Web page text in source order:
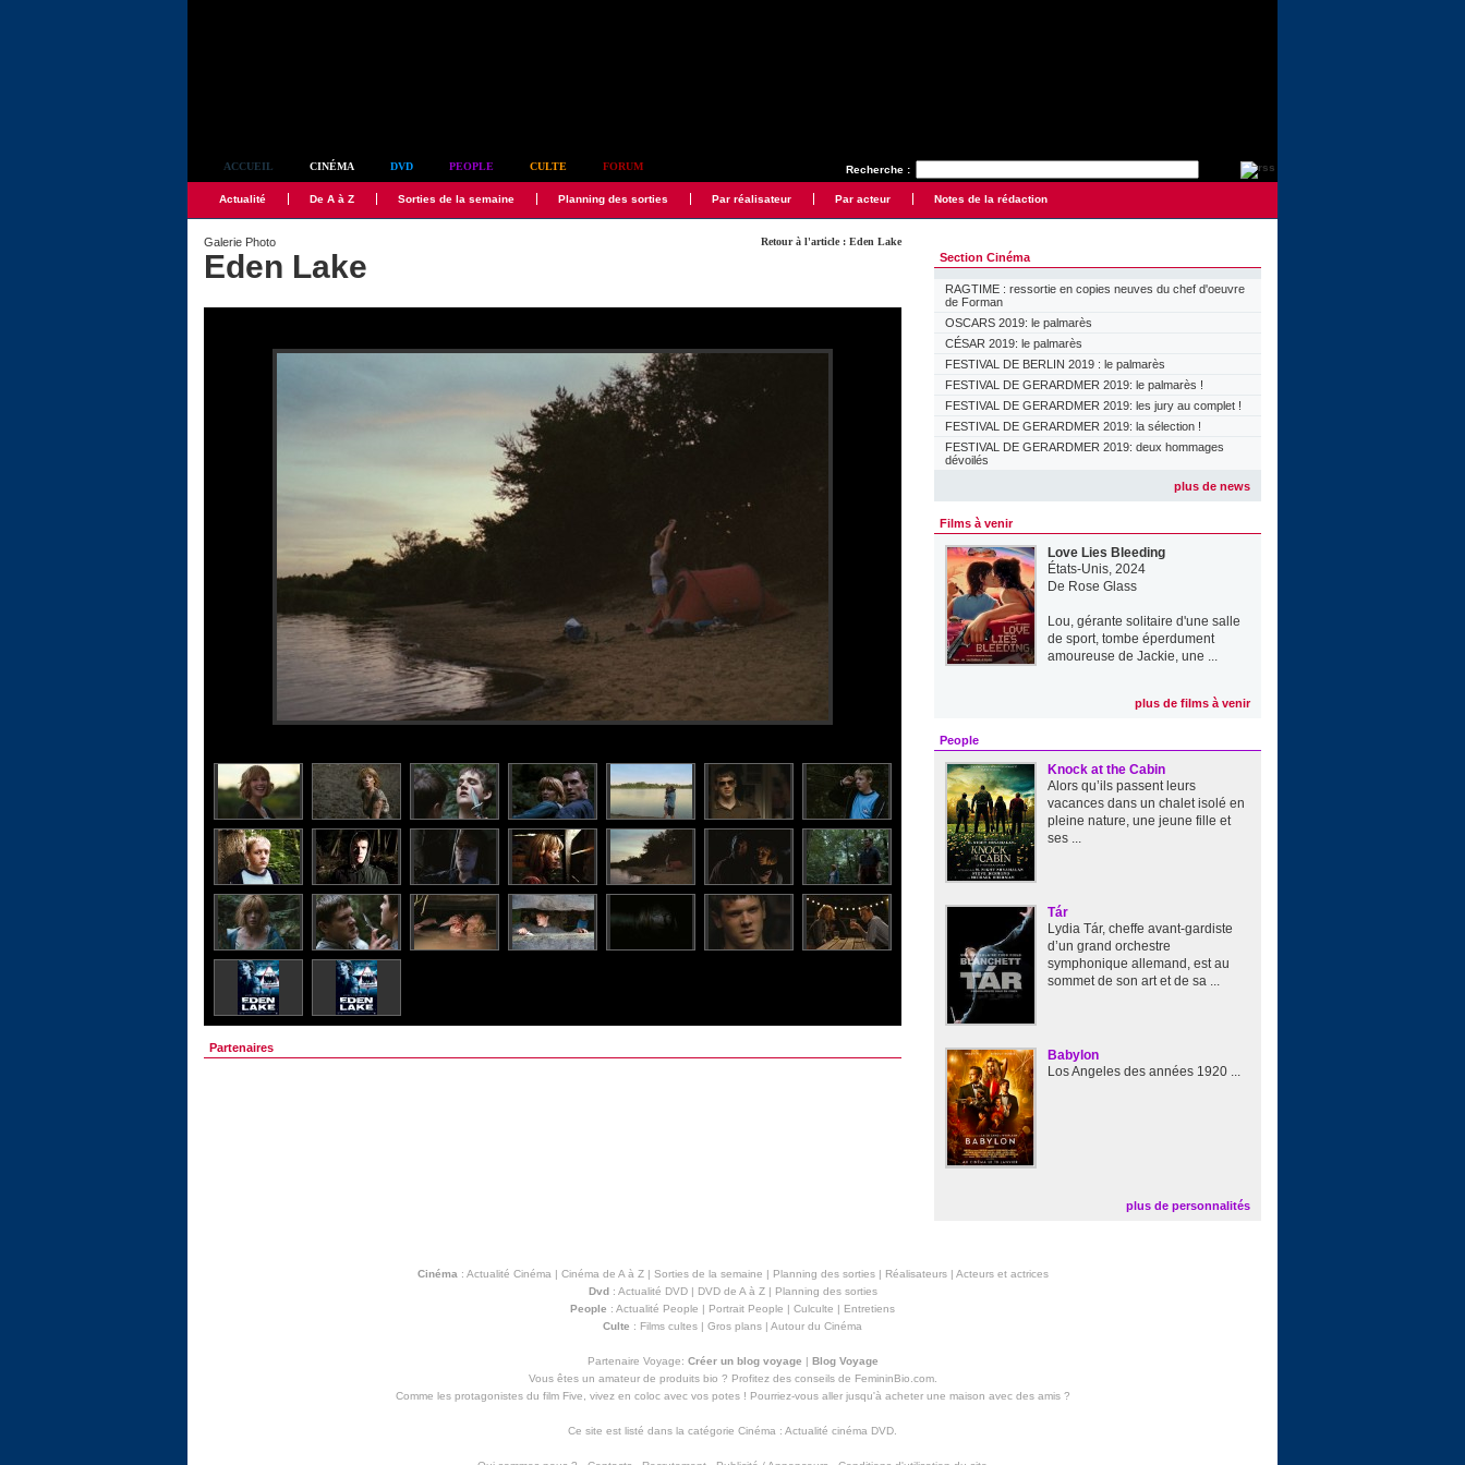
Recherche :
ACCUEIL CINÉMA DVD PEOPLE CULTE FORUM
Actualité De A à Z Sorties de la semaine Planning des sorties Par réalisateur Par acteur Notes de la rédaction
Retour à l'article : Eden Lake
Galerie Photo
Eden Lake
Partenaires
Section Cinéma
RAGTIME : ressortie en copies neuves du chef d'oeuvre
de Forman
OSCARS 2019: le palmarès
CÉSAR 2019: le palmarès
FESTIVAL DE BERLIN 2019 : le palmarès
FESTIVAL DE GERARDMER 2019: le palmarès !
FESTIVAL DE GERARDMER 2019: les jury au complet !
FESTIVAL DE GERARDMER 2019: la sélection !
FESTIVAL DE GERARDMER 2019: deux hommages
dévoilés
plus de news
Films à venir
Love Lies Bleeding
États-Unis, 2024
De Rose Glass
Lou, gérante solitaire d'une salle
de sport, tombe éperdument
amoureuse de Jackie, une ...
plus de films à venir
People
Knock at the Cabin
Alors qu’ils passent leurs
vacances dans un chalet isolé en
pleine nature, une jeune fille et
ses ...
Tár
Lydia Tár, cheffe avant-gardiste
d’un grand orchestre
symphonique allemand, est au
sommet de son art et de sa ...
Babylon
Los Angeles des années 1920 ...
plus de personnalités
Cinéma : Actualité Cinéma | Cinéma de A à Z| Sorties de la semaine | Planning des sorties| Réalisateurs| Acteurs et actrices
Dvd: Actualité DVD| DVD de A à Z| Planning des sorties
People : Actualité People | Portrait People | Culculte | Entretiens
Culte : Films cultes | Gros plans | Autour du Cinéma
Partenaire Voyage: Créer un blog voyage | Blog Voyage
Vous êtes un amateur de produits bio ? Profitez des conseils de FemininBio.com.
Comme les protagonistes du film Five, vivez en coloc avec vos potes ! Pourriez-vous aller jusqu'à acheter une maison avec des amis?
Ce site est listé dans la catégorie Cinéma : Actualité cinéma DVD